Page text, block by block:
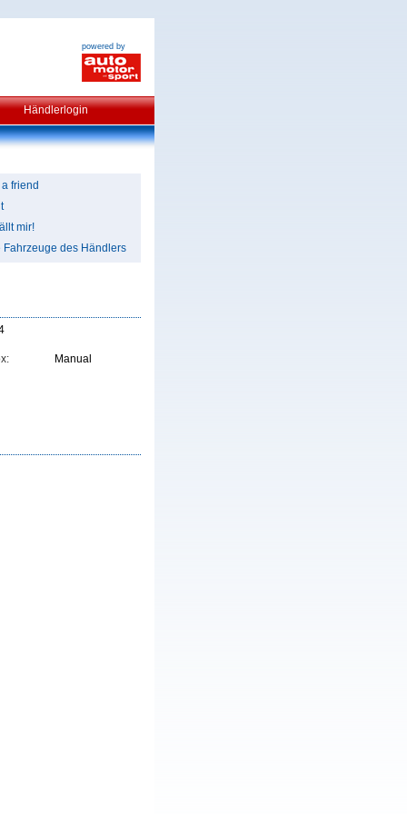
powered by
Händlerlogin
friend
mir!
Fahrzeuge des Händlers
Manual